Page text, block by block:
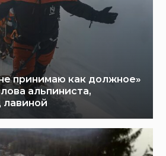
принимаю как должное»
альпиниста,
лавиной